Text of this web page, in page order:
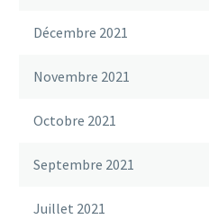
Décembre 2021
Novembre 2021
Octobre 2021
Septembre 2021
Juillet 2021